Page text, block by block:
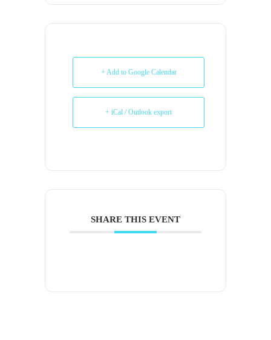
+ Add to Google Calendar
+ iCal / Outlook export
SHARE THIS EVENT